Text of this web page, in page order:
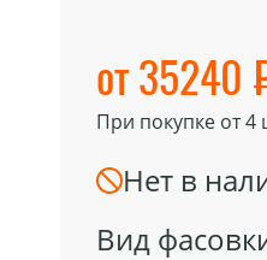
от 35240
При покупке от4
Нет в
Вид